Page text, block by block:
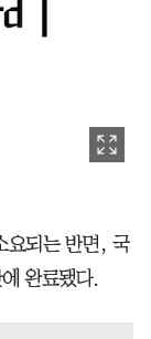
요되는 반면, 국
완료됐다.